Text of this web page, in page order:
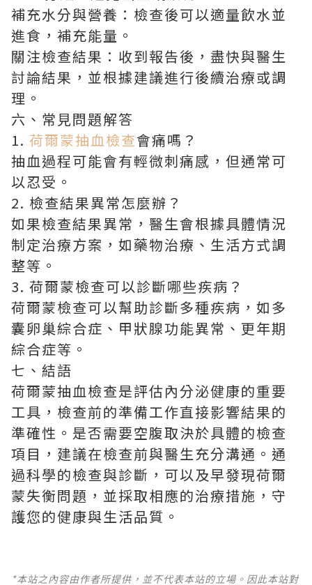
補充水分與營養：檢查後可以適量飲水並
進食，補充能量。
關注檢查結果：收到報告後，盡快與醫生
討論結果，並根據建議進行後續治療或調
理。
六、常見問題解答
1. 荷爾蒙抽血檢查會痛嗎？
抽血過程可能會有輕微刺痛感，但通常可
以忍受。
2. 檢查結果異常怎麼辦？
如果檢查結果異常，醫生會根據具體情況
制定治療方案，如藥物治療、生活方式調
整等。
3. 荷爾蒙檢查可以診斷哪些疾病？
荷爾蒙檢查可以幫助診斷多種疾病，如多
囊卵巢綜合症、甲狀腺功能異常、更年期
綜合症等。
七、結語
荷爾蒙抽血檢查是評估內分泌健康的重要
工具，檢查前的準備工作直接影響結果的
準確性。是否需要空腹取決於具體的檢查
項目，建議在檢查前與醫生充分溝通。通
過科學的檢查與診斷，可以及早發現荷爾
蒙失衡問題，並採取相應的治療措施，守
護您的健康與生活品質。
*本站之內容由作者所提供，並不代表本站的立場。因此本站對